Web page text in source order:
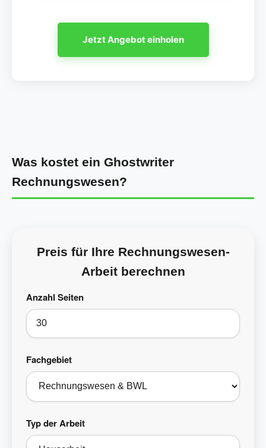
Jetzt Angebot einholen
Was kostet ein Ghostwriter
Rechnungswesen?
Preis für Ihre Rechnungswesen-
Arbeit berechnen
Anzahl Seiten
Fachgebiet
Typ der Arbeit